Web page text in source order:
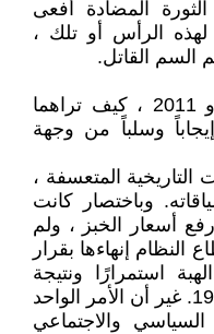
المضادة أفعى
لهذه الرأس أو تلك ،
السم القاتل.
## في ذكرى الينايرين ، 1977 و 2011 ، كيف تراهما
وسلباً من وجهة
التاريخية المتعسفة ،
وباختصار كانت
رفع أسعار الخبز ، ولم
واستطاع النظام إنهاءها بقرار
استمرارًا ونتيجة
للحراك السياسي اليساري منذ 1967. غير أن الأمر الواحد
والاجتماعي